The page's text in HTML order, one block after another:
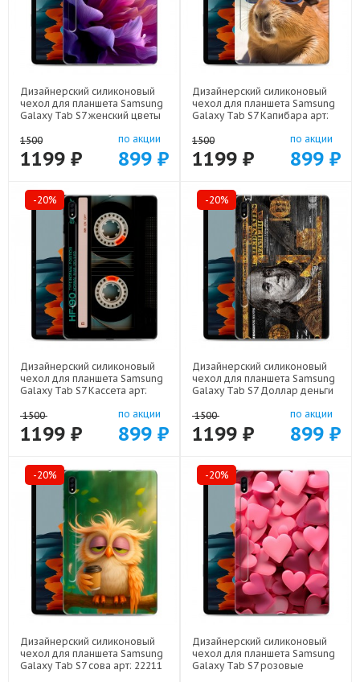
Дизайнерский силиконовый
чехол для планшета Samsung
Galaxy Tab S7 женский цветы
1500
1199 ₽
по акции
899 ₽
Дизайнерский силиконовый
чехол для планшета Samsung
Galaxy Tab S7 Капибара арт:
1500
1199 ₽
по акции
899 ₽
-20%
Дизайнерский силиконовый
чехол для планшета Samsung
Galaxy Tab S7 Кассета арт:
1500
1199 ₽
по акции
899 ₽
-20%
Дизайнерский силиконовый
чехол для планшета Samsung
Galaxy Tab S7 Доллар деньги
1500
1199 ₽
по акции
899 ₽
-20%
Дизайнерский силиконовый
чехол для планшета Samsung
Galaxy Tab S7 сова арт: 22211
-20%
Дизайнерский силиконовый
чехол для планшета Samsung
Galaxy Tab S7 розовые